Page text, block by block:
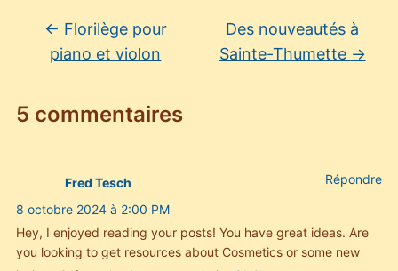
← Florilège pour
piano et violon
Des nouveautés à
Sainte-Thumette →
5 commentaires
Fred Tesch
8 octobre 2024 à 2:00 PM
Hey, I enjoyed reading your posts! You have great ideas. Are
you looking to get resources about Cosmetics or some new
Répondre